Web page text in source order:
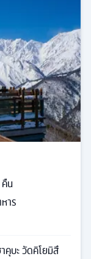
คืน
าร
คุบะ วัดคิโยมิสึ